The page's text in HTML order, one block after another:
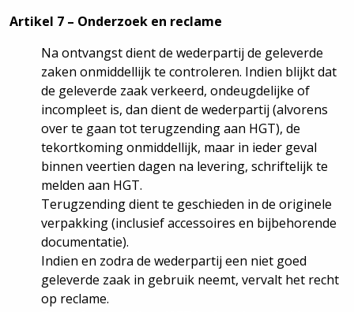
Artikel 7 – Onderzoek en reclame
Na ontvangst dient de wederpartij de geleverde
zaken onmiddellijk te controleren. Indien blijkt dat
de geleverde zaak verkeerd, ondeugdelijke of
incompleet is, dan dient de wederpartij (alvorens
over te gaan tot terugzending aan HGT), de
tekortkoming onmiddellijk, maar in ieder geval
binnen veertien dagen na levering, schriftelijk te
melden aan HGT.
Terugzending dient te geschieden in de originele
verpakking (inclusief accessoires en bijbehorende
documentatie).
Indien en zodra de wederpartij een niet goed
geleverde zaak in gebruik neemt, vervalt het recht
op reclame.